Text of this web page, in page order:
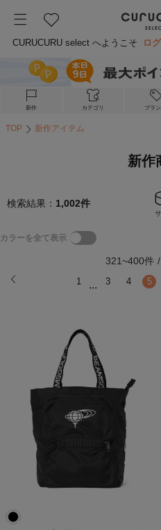
CURUCURU select へようこそ ロ
新作 カテゴリ ブラ
TOP 新作アイテム
新作
検索結果： 1,002件
カラーを全て表示
321~400件 /
1 ... 3 4 5